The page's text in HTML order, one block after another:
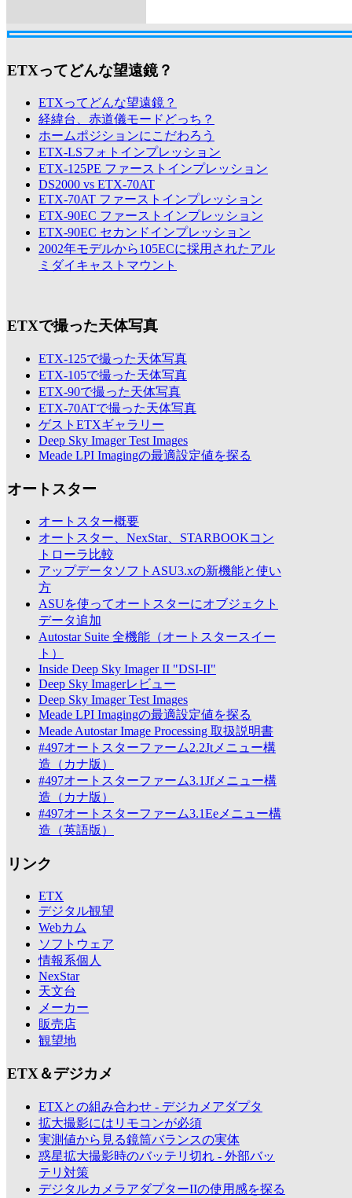
ETXってどんな望遠鏡？
ETXってどんな望遠鏡？
経緯台、赤道儀モードどっち？
ホームポジションにこだわろう
ETX-LSフォトインプレッション
ETX-125PE ファーストインプレッション
DS2000 vs ETX-70AT
ETX-70AT ファーストインプレッション
ETX-90EC ファーストインプレッション
ETX-90EC セカンドインプレッション
2002年モデルから105ECに採用されたアル
ミダイキャストマウント
ETXで撮った天体写真
ETX-125で撮った天体写真
ETX-105で撮った天体写真
ETX-90で撮った天体写真
ETX-70ATで撮った天体写真
ゲストETXギャラリー
Deep Sky Imager Test Images
Meade LPI Imagingの最適設定値を探る
オートスター
オートスター概要
オートスター、NexStar、STARBOOKコン
トローラ比較
アップデータソフトASU3.xの新機能と使い
方
ASUを使ってオートスターにオブジェクト
データ追加
Autostar Suite 全機能（オートスタースイー
ト）
Inside Deep Sky Imager II "DSI-II"
Deep Sky Imagerレビュー
Deep Sky Imager Test Images
Meade LPI Imagingの最適設定値を探る
Meade Autostar Image Processing 取扱説明書
#497オートスターファーム2.2Jtメニュー構
造（カナ版）
#497オートスターファーム3.1Jfメニュー構
造（カナ版）
#497オートスターファーム3.1Eeメニュー構
造（英語版）
リンク
ETX
デジタル観望
Webカム
ソフトウェア
情報系個人
NexStar
天文台
メーカー
販売店
観望地
ETX＆デジカメ
ETXとの組み合わせ - デジカメアダプタ
拡大撮影にはリモコンが必須
実測値から見る鏡筒バランスの実体
惑星拡大撮影時のバッテリ切れ - 外部バッ
テリ対策
デジタルカメラアダプターIIの使用感を探る